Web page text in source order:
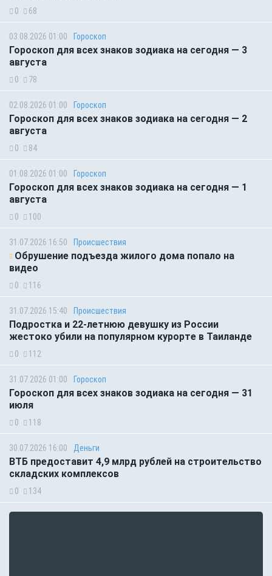
0 68
03.08.2026 01:00 Гороскоп
Гороскоп для всех знаков зодиака на сегодня — 3
августа
0 78
02.08.2026 01:00 Гороскоп
Гороскоп для всех знаков зодиака на сегодня — 2
августа
0 84
01.08.2026 01:00 Гороскоп
Гороскоп для всех знаков зодиака на сегодня — 1
августа
0 100
31.07.2026 16:50 Происшествия
Обрушение подъезда жилого дома попало на
видео
0 116
31.07.2026 15:40 Происшествия
Подростка и 22-летнюю девушку из России
жестоко убили на популярном курорте в Таиланде
0 112
31.07.2026 01:00 Гороскоп
Гороскоп для всех знаков зодиака на сегодня — 31
июля
0 118
30.07.2026 16:00 Деньги
ВТБ предоставит 4,9 млрд рублей на строительство
складских комплексов
0 134